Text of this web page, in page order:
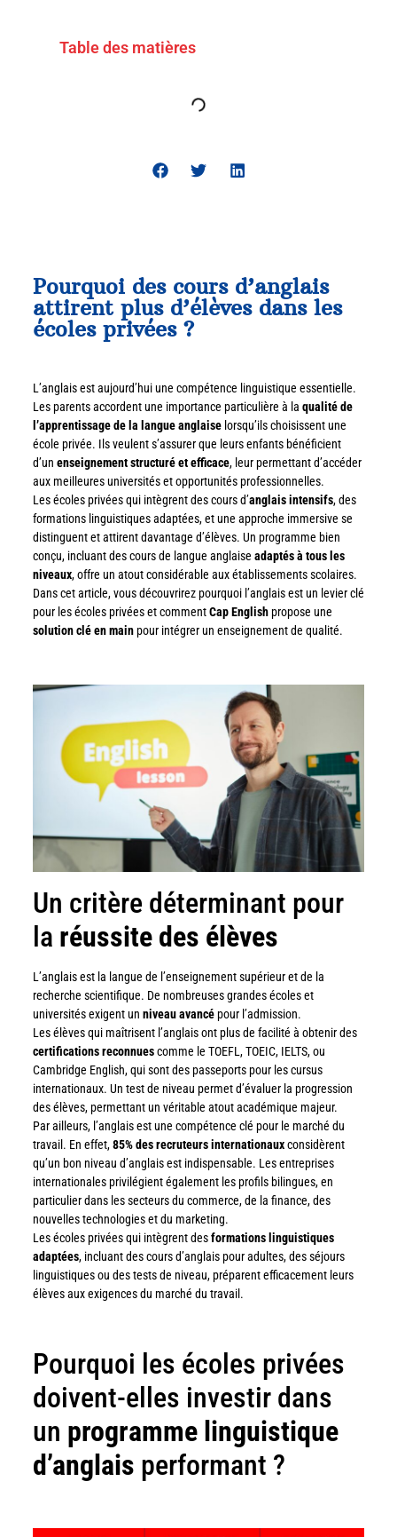
Table des matières
Pourquoi des cours d’anglais
attirent plus d’élèves dans les
écoles privées ?
L’anglais est aujourd’hui une compétence linguistique essentielle.
Les parents accordent une importance particulière à la qualité de
l’apprentissage de la langue anglaiselorsqu’ils choisissent une
école privée. Ils veulent s’assurer que leurs enfants bénéficient
d’un enseignement structuré et efficace, leur permettant d’accéder
aux meilleures universités et opportunités professionnelles.
Les écoles privées qui intègrent des cours d’anglais intensifs, des
formations linguistiques adaptées, et une approche immersive se
distinguent et attirent davantage d’élèves. Un programme bien
conçu, incluant des cours de langue anglaise adaptés à tous les
niveaux, offre un atout considérable aux établissements scolaires.
Dans cet article, vous découvrirez pourquoi l’anglais est un levier clé
pour les écoles privées et commentCap Englishpropose une
solution clé en mainpour intégrer un enseignement de qualité.
Un critère déterminant pour
la réussite des élèves
L’anglais est la langue de l’enseignement supérieur et de la
recherche scientifique. De nombreuses grandes écoles et
universités exigent un niveau avancépour l’admission.
Les élèves qui maîtrisent l’anglais ont plus de facilité à obtenir des
certifications reconnuescomme le TOEFL, TOEIC, IELTS, ou
Cambridge English, qui sont des passeports pour les cursus
internationaux. Un test de niveau permet d’évaluer la progression
des élèves, permettant un véritable atout académique majeur.
Par ailleurs, l’anglais est une compétence clé pour le marché du
travail. En effet,85% des recruteurs internationauxconsidèrent
qu’un bon niveau d’anglais est indispensable. Les entreprises
internationales privilégient également les profils bilingues, en
particulier dans les secteurs du commerce, de la finance, des
nouvelles technologies et du marketing.
Les écoles privées qui intègrent desformations linguistiques
adaptées, incluant des cours d’anglais pour adultes, des séjours
linguistiques ou des tests de niveau, préparent efficacement leurs
élèves aux exigences du marché du travail.
Pourquoi les écoles privées
doivent-elles investir dans
un programme linguistique
d’anglais performant ?